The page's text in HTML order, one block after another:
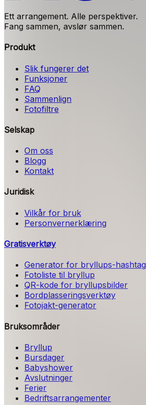
Ett arrangement. Alle perspektiver.
Fang sammen, avslør sammen.
Produkt
Slik fungerer det
Funksjoner
FAQ
Sammenlign
Fotofiltre
Selskap
Om oss
Blogg
Kontakt
Juridisk
Vilkår for bruk
Personvernerklæring
Gratisverktøy
Generator for bryllups-hashtag
Fotoliste til bryllup
QR-kode for bryllupsbilder
Bordplasseringsverktøy
Fotojakt-generator
Bruksområder
Bryllup
Bursdager
Babyshower
Avslutninger
Ferier
Bedriftsarrangementer